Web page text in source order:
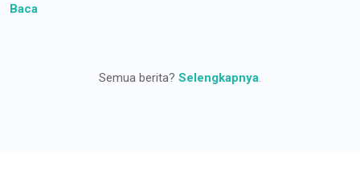
Baca
Semua berita? Selengkapnya